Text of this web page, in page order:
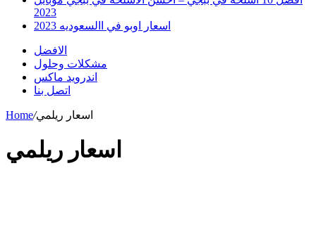
2023
اسعار اوبو في االسعوديه 2023
الافضل
مشكلات وحلول
اندرويد ماكس
اتصل بنا
Home/اسعار ريلمي
اسعار ريلمي